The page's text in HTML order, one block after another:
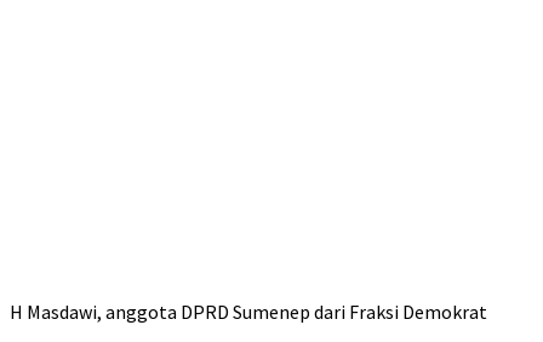
H Masdawi, anggota DPRD Sumenep dari Fraksi Demokrat